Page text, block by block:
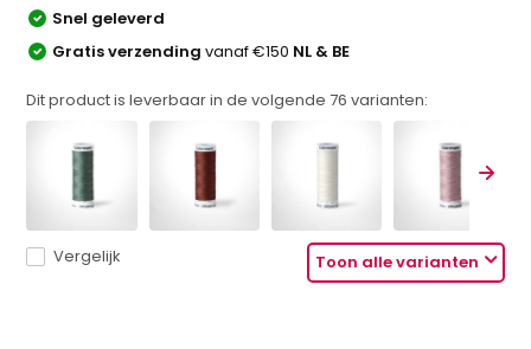
Snel geleverd
Gratis verzendingvanaf €150 NL & BE
Dit product is leverbaar in de volgende76 varianten:
Toon alle varianten
Vergelijk